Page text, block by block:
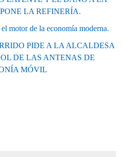
LA REFINERÍA.
motor de la economía moderna.
PIDE A LA ALCALDESA
DE LAS ANTENAS DE
MÓVIL